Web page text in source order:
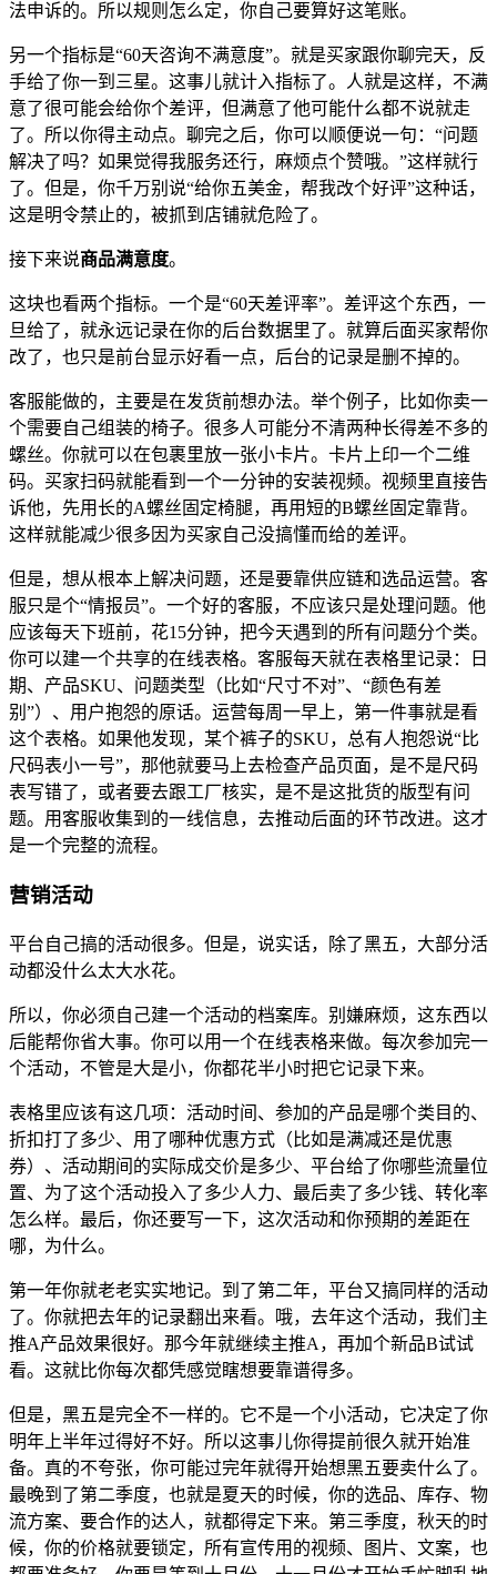
法申诉的。所以规则怎么定，你自己要算好这笔账。
另一个指标是“60天咨询不满意度”。就是买家跟你聊完天，反
手给了你一到三星。这事儿就计入指标了。人就是这样，不满
意了很可能会给你个差评，但满意了他可能什么都不说就走
了。所以你得主动点。聊完之后，你可以顺便说一句：“问题
解决了吗？如果觉得我服务还行，麻烦点个赞哦。”这样就行
了。但是，你千万别说“给你五美金，帮我改个好评”这种话，
这是明令禁止的，被抓到店铺就危险了。
接下来说商品满意度。
这块也看两个指标。一个是“60天差评率”。差评这个东西，一
旦给了，就永远记录在你的后台数据里了。就算后面买家帮你
改了，也只是前台显示好看一点，后台的记录是删不掉的。
客服能做的，主要是在发货前想办法。举个例子，比如你卖一
个需要自己组装的椅子。很多人可能分不清两种长得差不多的
螺丝。你就可以在包裹里放一张小卡片。卡片上印一个二维
码。买家扫码就能看到一个一分钟的安装视频。视频里直接告
诉他，先用长的A螺丝固定椅腿，再用短的B螺丝固定靠背。
这样就能减少很多因为买家自己没搞懂而给的差评。
但是，想从根本上解决问题，还是要靠供应链和选品运营。客
服只是个“情报员”。一个好的客服，不应该只是处理问题。他
应该每天下班前，花15分钟，把今天遇到的所有问题分个类。
你可以建一个共享的在线表格。客服每天就在表格里记录：日
期、产品SKU、问题类型（比如“尺寸不对”、“颜色有差
别”）、用户抱怨的原话。运营每周一早上，第一件事就是看
这个表格。如果他发现，某个裤子的SKU，总有人抱怨说“比
尺码表小一号”，那他就要马上去检查产品页面，是不是尺码
表写错了，或者要去跟工厂核实，是不是这批货的版型有问
题。用客服收集到的一线信息，去推动后面的环节改进。这才
是一个完整的流程。
营销活动
平台自己搞的活动很多。但是，说实话，除了黑五，大部分活
动都没什么太大水花。
所以，你必须自己建一个活动的档案库。别嫌麻烦，这东西以
后能帮你省大事。你可以用一个在线表格来做。每次参加完一
个活动，不管是大是小，你都花半小时把它记录下来。
表格里应该有这几项：活动时间、参加的产品是哪个类目的、
折扣打了多少、用了哪种优惠方式（比如是满减还是优惠
券）、活动期间的实际成交价是多少、平台给了你哪些流量位
置、为了这个活动投入了多少人力、最后卖了多少钱、转化率
怎么样。最后，你还要写一下，这次活动和你预期的差距在
哪，为什么。
第一年你就老老实实地记。到了第二年，平台又搞同样的活动
了。你就把去年的记录翻出来看。哦，去年这个活动，我们主
推A产品效果很好。那今年就继续主推A，再加个新品B试试
看。这就比你每次都凭感觉瞎想要靠谱得多。
但是，黑五是完全不一样的。它不是一个小活动，它决定了你
明年上半年过得好不好。所以这事儿你得提前很久就开始准
备。真的不夸张，你可能过完年就得开始想黑五要卖什么了。
最晚到了第二季度，也就是夏天的时候，你的选品、库存、物
流方案、要合作的达人，就都得定下来。第三季度，秋天的时
候，你的价格就要锁定，所有宣传用的视频、图片、文案，也